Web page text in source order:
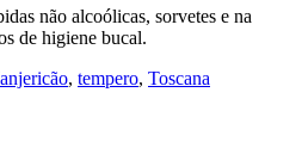
não alcoólicas, sorvetes e na
de higiene bucal.
, tempero, Toscana